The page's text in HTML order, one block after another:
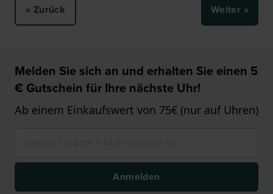
« Zurück Weiter »
Melden Sie sich an und erhalten Sie einen 5
€ Gutschein für Ihre nächste Uhr!
Ab einem Einkaufswert von 75€ (nur auf Uhren)
Anmelden